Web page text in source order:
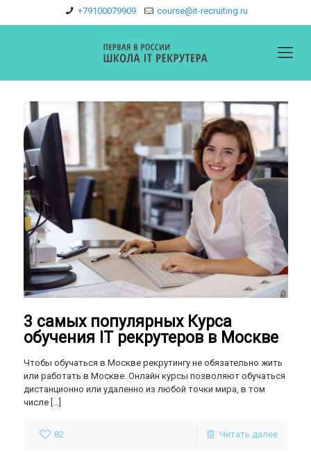
+79100079909 course@it-recruiting.ru
3 самых популярных Курса
обучения IT рекрутеров в Москве
Чтобы обучаться в Москве рекрутингу не обязательно жить
или работать в Москве. Онлайн курсы позволяют обучаться
дистанционно или удаленно из любой точки мира, в том
числе[…]
82 Читать далее